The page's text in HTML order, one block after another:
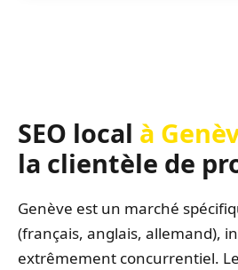
SEO local à
la clientèle de
Genève est un marché
(français, anglais, allemand),
extrêmement concurrentiel. Le